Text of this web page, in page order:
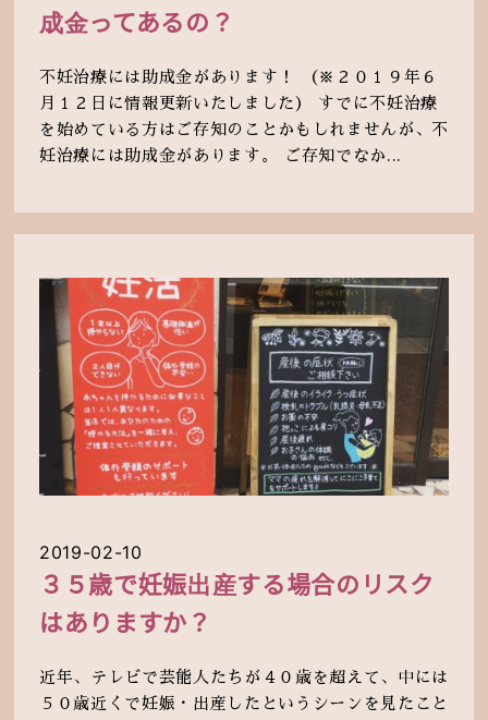
成金ってあるの？
不妊治療には助成金があります！ （※２０１９年６
月１２日に情報更新いたしました） すでに不妊治療
を始めている方はご存知のことかもしれませんが、不
妊治療には助成金があります。 ご存知でなか...
2019-02-10
３５歳で妊娠出産する場合のリスク
はありますか？
近年、テレビで芸能人たちが４０歳を超えて、中には
５０歳近くで妊娠・出産したというシーンを見たこと